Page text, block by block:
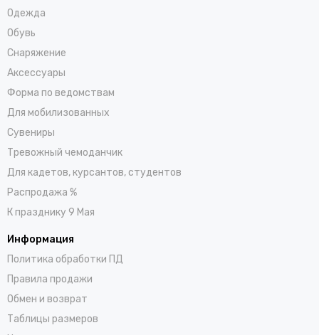
Одежда
Обувь
Снаряжение
Аксессуары
Форма по ведомствам
Для мобилизованных
Сувениры
Тревожный чемоданчик
Для кадетов, курсантов, студентов
Распродажа %
К празднику 9 Мая
Информация
Политика обработки ПД
Правила продажи
Обмен и возврат
Таблицы размеров